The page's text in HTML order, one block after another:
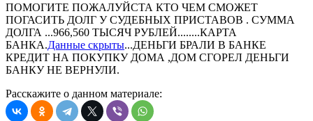
ПОМОГИТЕ ПОЖАЛУЙСТА КТО ЧЕМ СМОЖЕТ
ПОГАСИТЬ ДОЛГ У СУДЕБНЫХ ПРИСТАВОВ . СУММА
ДОЛГА ...966,560 ТЫСЯЧ РУБЛЕЙ........КАРТА
БАНКА.Данные скрыты...ДЕНЬГИ БРАЛИ В БАНКЕ
КРЕДИТ НА ПОКУПКУ ДОМА ,ДОМ СГОРЕЛ ДЕНЬГИ
БАНКУ НЕ ВЕРНУЛИ.
Расскажите о данном материале: